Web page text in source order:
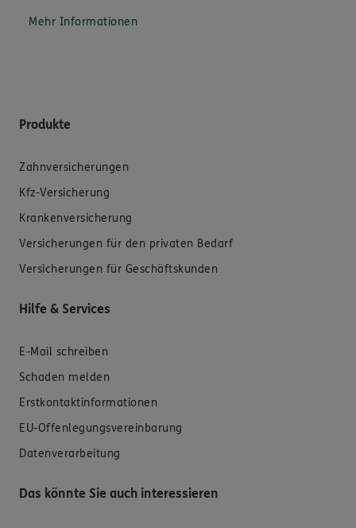
Mehr Informationen
Produkte
Zahnversicherungen
Kfz-Versicherung
Krankenversicherung
Versicherungen für den privaten Bedarf
Versicherungen für Geschäftskunden
Hilfe & Services
E-Mail schreiben
Schaden melden
Erstkontaktinformationen
EU-Offenlegungsvereinbarung
Datenverarbeitung
Das könnte Sie auch interessieren